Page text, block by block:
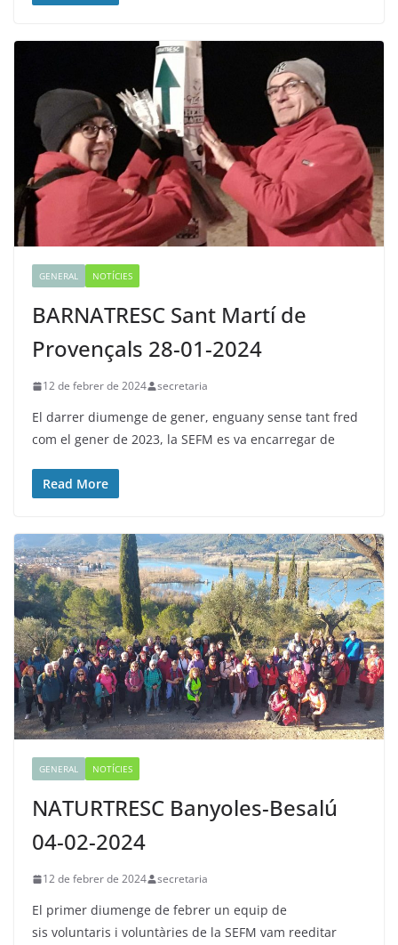
GENERAL NOTÍCIES
BARNATRESC Sant Martí de
Provençals 28-01-2024
12 de febrer de 2024 secretaria
El darrer diumenge de gener, enguany sense tant fred
com el gener de 2023, la SEFM es va encarregar de
Read More
GENERAL NOTÍCIES
NATURTRESC Banyoles-Besalú
04-02-2024
12 de febrer de 2024 secretaria
El primer diumenge de febrer un equip de
sis voluntaris i voluntàries de la SEFM vam reeditar